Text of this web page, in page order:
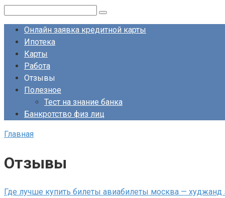
контентуОнлайн заявка кредитной карты
Ипотека
Карты
Работа
Отзывы
Полезное
Тест на знание банка
Банкротство физ лиц
Главная
Отзывы
Где лучше купить билеты авиабилеты москва — худжанд